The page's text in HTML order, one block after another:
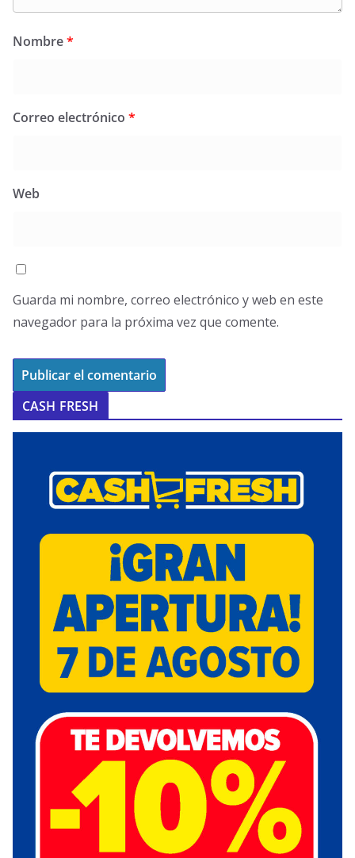
Nombre*
Correo electrónico *
Web
Guarda mi nombre, correo electrónico y web en este
navegador para la próxima vez que comente.
CASH FRESH